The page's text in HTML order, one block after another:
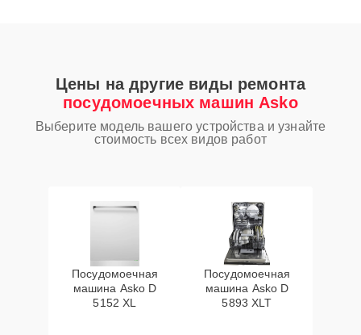
Цены на другие виды ремонта
посудомоечных машин Asko
Выберите модель вашего устройства и узнайте
стоимость всех видов работ
Посудомоечная
машина Asko D
5152 XL
Посудомоечная
машина Asko D
5893 XLT